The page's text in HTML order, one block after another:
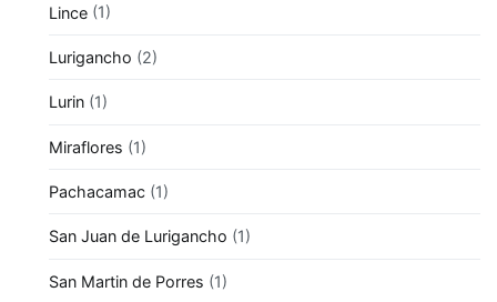
Lince(1)
Lurigancho (2)
Lurin(1)
Miraflores (1)
Pachacamac(1)
San Juan de Lurigancho (1)
San Martin de Porres (1)